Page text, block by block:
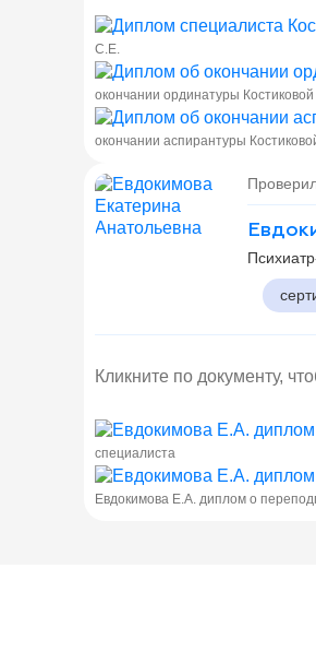
С.Е.
окончании ординатуры
окончании аспирантуры
Кликните по документу,
специалиста
Евдокимова Е.А. диплом о